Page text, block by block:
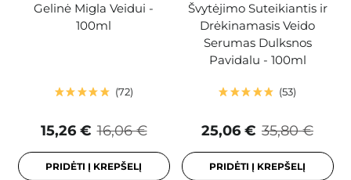
Gelinė Migla Veidui -
100ml
72
16,06 €
15,26 €
PRIDĖTI Į KREPŠELĮ
Švytėjimo Suteikiantis ir
Drėkinamasis Veido
Serumas Dulksnos
Pavidalu - 100ml
53
35,80 €
25,06 €
PRIDĖTI Į KREPŠELĮ